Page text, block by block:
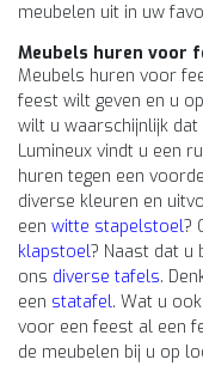
meubelen uit in uw
Meubels huren voor
Meubels huren voor
feest wilt geven en u
wilt u waarschijnlijk dat
Lumineux vindt u een
huren tegen een
diverse kleuren en
een witte stapelstoel?
klapstoel? Naast dat u
ons diverse tafels.
een statafel. Wat u
voor een feest al een
de meubelen bij u op